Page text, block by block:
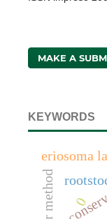
MAKE A
KEYWORDS
eriosoma
0